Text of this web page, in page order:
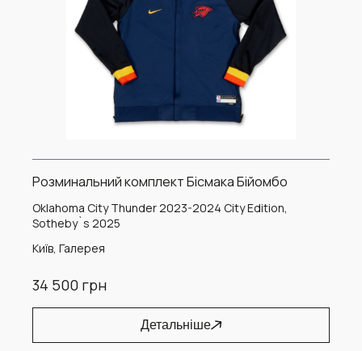
Розминальний комплект Бісмака Бійомбо
Oklahoma City Thunder 2023-2024 City Edition,
Sotheby`s 2025
Київ, Галерея
34 500 грн
Детальніше